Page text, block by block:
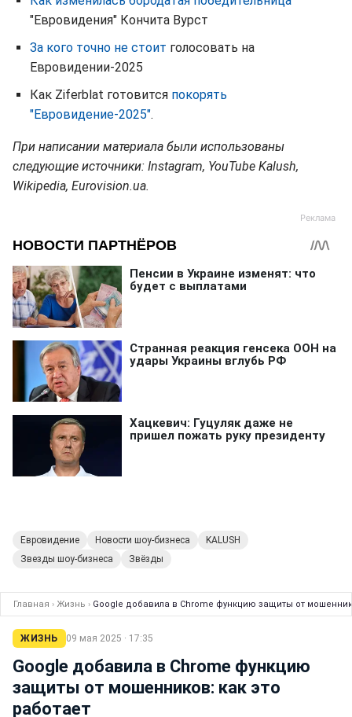
"Евровидения" Кончита Вурст
За кого точно не стоит голосовать на
Евровидении-2025
Как Ziferblat готовится покорять
"Евровидение-2025".
При написании материала были использованы
следующие источники: Instagram, YouTube Kalush,
Wikipedia, Eurovision.ua.
Евровидение Новости шоу-бизнеса
KALUSH
Звезды шоу-бизнеса
Звёзды
Главная › Жизнь › Google добавила в Chrome функцию защиты от
ЖИЗНЬ 09 мая 2025 · 17:35
Google добавила в Chrome функцию
защиты от мошенников: как это
работает